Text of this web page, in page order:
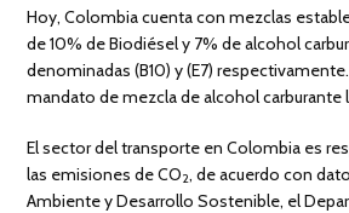
Hoy, Colombia cuenta con mezclas
de 10% de Biodiésel y 7% de alcohol
denominadas (B10) y (E7)
mandato de mezcla de alcohol carburante
El sector del transporte en Colombia es
las emisiones de CO2, de acuerdo con
Ambiente y Desarrollo Sostenible, el